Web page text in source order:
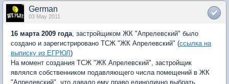
German
03 May 2011
16 марта 2009 года , застройщиком ЖК "Апрелевский" было
создано и зарегистрировано ТСЖ "ЖК Апрелевский" (ссылка на
выписку из ЕГРЮЛ)
На момент создания ТСЖ "ЖК Апрелевский", застройщик
являлся собственником подавляющего числа помещений в ЖК
"Апрелевский", что давало ему право единолично выбрать